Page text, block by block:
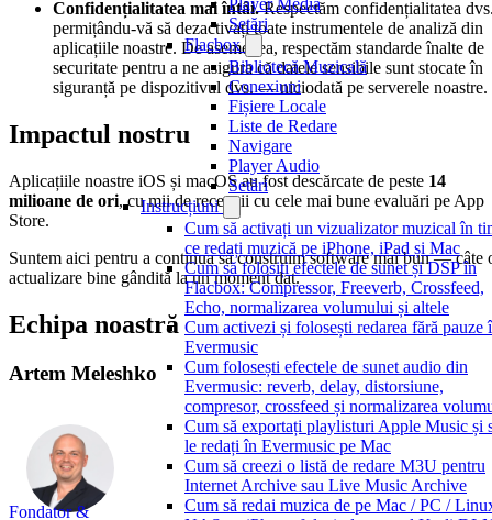
Player Media
Setări
Flacbox
Bibliotecă Muzicală
Conexiuni
Fișiere Locale
Liste de Redare
Navigare
Player Audio
Setări
Instrucțiuni
Cum să activați un vizualizator muzical în
ce redați muzică pe iPhone, iPad și Mac
Cum să folosiți efectele de sunet și DSP în
Flacbox: Compressor, Freeverb, Crossfeed,
Echo, normalizarea volumului și altele
Cum activezi și folosești redarea fără pauze
Evermusic
Cum folosești efectele de sunet audio din
Evermusic: reverb, delay, distorsiune,
compresor, crossfeed și normalizarea
Cum să exportați playlisturi Apple Music și
le redați în Evermusic pe Mac
Cum să creezi o listă de redare M3U pentru
Internet Archive sau Live Music Archive
Cum să redai muzica de pe Mac / PC /
Confidențialitatea mai întâi.Respectăm confidențialitatea
permițându-vă să dezactivați toate instrumentele de analiză din
aplicațiile noastre. De asemenea, respectăm standarde înalte de
securitate pentru a ne asigura că datele sensibile sunt stocate în
siguranță pe dispozitivul dvs. — niciodată pe serverele noastre.
Impactul nostru
Aplicațiile noastre iOS și macOS au fost descărcate de peste 14
milioane de ori, cu mii de recenzii cu cele mai bune evaluări pe App
Store.
Suntem aici pentru a continua să construim software mai bun — câte
actualizare bine gândită la un moment dat.
Echipa noastră
Artem Meleshko
Fondator &